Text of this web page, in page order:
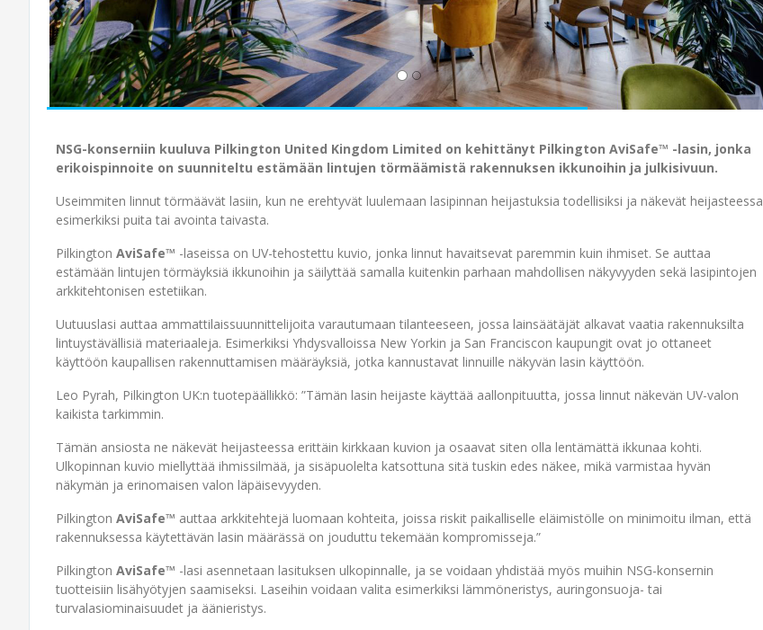
NSG-konserniin kuuluva Pilkington United Kingdom Limited on kehittänyt Pilkington AviSafe™ -lasin, jonka
erikoispinnoite on suunniteltu estämään lintujen törmäämistä rakennuksen ikkunoihin ja julkisivuun.
Useimmiten linnut törmäävät lasiin, kun ne erehtyvät luulemaan lasipinnan heijastuksia todellisiksi ja näkevät heijasteessa
esimerkiksi puita tai avointa taivasta.
Pilkington AviSafe™ -laseissa on UV-tehostettu kuvio, jonka linnut havaitsevat paremmin kuin ihmiset. Se auttaa
estämään lintujen törmäyksiä ikkunoihin ja säilyttää samalla kuitenkin parhaan mahdollisen näkyvyyden sekä lasipintojen
arkkitehtonisen estetiikan.
Uutuuslasi auttaa ammattilaissuunnittelijoita varautumaan tilanteeseen, jossa lainsäätäjät alkavat vaatia rakennuksilta
lintuystävällisiä materiaaleja. Esimerkiksi Yhdysvalloissa New Yorkin ja San Franciscon kaupungit ovat jo ottaneet
käyttöön kaupallisen rakennuttamisen määräyksiä, jotka kannustavat linnuille näkyvän lasin käyttöön.
Leo Pyrah, Pilkington UK:n tuotepäällikkö: ”Tämän lasin heijaste käyttää aallonpituutta, jossa linnut näkevän UV-valon
kaikista tarkimmin.
Tämän ansiosta ne näkevät heijasteessa erittäin kirkkaan kuvion ja osaavat siten olla lentämättä ikkunaa kohti.
Ulkopinnan kuvio miellyttää ihmissilmää, ja sisäpuolelta katsottuna sitä tuskin edes näkee, mikä varmistaa hyvän
näkymän ja erinomaisen valon läpäisevyyden.
Pilkington AviSafe™ auttaa arkkitehtejä luomaan kohteita, joissa riskit paikalliselle eläimistölle on minimoitu ilman, että
rakennuksessa käytettävän lasin määrässä on jouduttu tekemään kompromisseja.”
Pilkington AviSafe™ -lasi asennetaan lasituksen ulkopinnalle, ja se voidaan yhdistää myös muihin NSG-konsernin
tuotteisiin lisähyötyjen saamiseksi. Laseihin voidaan valita esimerkiksi lämmöneristys, auringonsuoja- tai
turvalasiominaisuudet ja äänieristys.